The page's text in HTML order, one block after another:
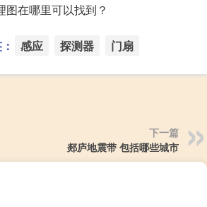
图在哪里可以找到？
感应 探测器 门扇
下一篇
郯庐地震带 包括哪些城市